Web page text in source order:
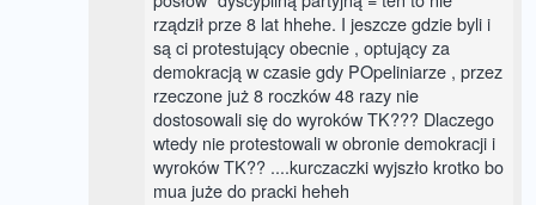
rządził prze 8 lat hhehe. I jeszcze gdzie byli i
są ci protestujący obecnie , optujący za
demokracją w czasie gdy POpeliniarze , przez
rzeczone już 8 roczków 48 razy nie
dostosowali się do wyroków TK??? Dlaczego
wtedy nie protestowali w obronie demokracji i
wyroków TK?? ....kurczaczki wyjszło krotko bo
mua juże do pracki heheh